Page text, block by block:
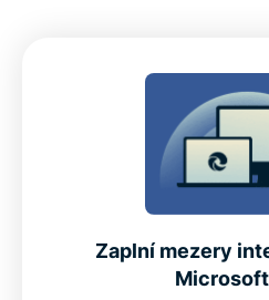
Prémiová výbava přímo
Zaplní mezery